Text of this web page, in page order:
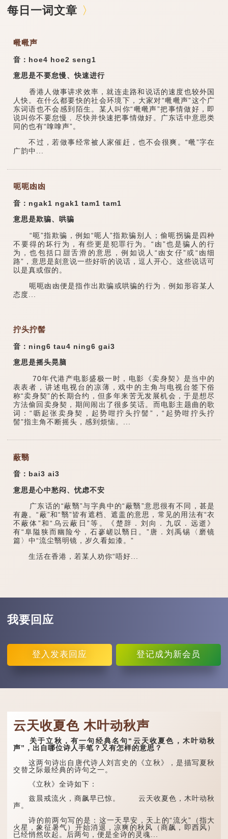
每日一词文章
㗾㗾声
音：hoe4 hoe2 seng1
意思是不要怠慢、快速进行
香港人做事讲求效率，就连走路和说话的速度也较外国
人快。在什么都要快的社会环境下，大家对“㗾㗾声”这个广
东词语也不会感到陌生。某人叫你“㗾㗾声”把事情做好，即
说叫你不要怠慢﹐尽快并快速把事情做好。广东话中意思类
同的也有“嗱嗱声”。
不过，若做事经常被人家催赶，也不会很爽。“㗾”字在
广韵中...
呃呃凼凼
音：ngak1 ngak1 tam1 tam1
意思是欺骗、哄骗
“呃”指欺骗，例如“呃人”指欺骗别人；偷呃拐骗是四种
不要得的坏行为，有些更是犯罪行为。“凼”也是骗人的行
为，也包括口甜舌滑的意思，例如说人“凼女仔”或“凼细
路”，意思是刻意说一些好听的说话，逗人开心。这些说话可
以是真或假的。
呃呃凼凼便是指作出欺骗或哄骗的行为﹐例如形容某人
态度...
拧头拧髻
音：ning6 tau4 ning6 gai3
意思是摇头晃脑
70年代港产电影盛极一时，电影《卖身契》是当中的
表表者，讲述电视台的凉薄，戏中的主角与电视台签下俗
称“卖身契”的长期合约，但多年来苦无发展机会，于是想尽
方法偷回卖身契，期间闹出了很多笑话。而电影主题曲的歌
词：“呖起张卖身契，起势咁拧头拧髻”，“起势咁拧头拧
髻”指主角不断摇头，感到烦恼。...
蔽翳
音：bai3 ai3
意思是心中愁闷、忧虑不安
广东话的“蔽翳”与字典中的“蔽翳”意思很有不同，甚是
有趣。“蔽”和“翳”皆有遮档、遮盖的意思，常见的用法有“衣
不蔽体”和“乌云蔽日”等。《楚辞．刘向．九叹．远逝》
有“阜隘狭而幽险兮，石嵾嵯以翳日。”唐．刘禹锡〈磨镜
篇〉中“流尘翳明镜，岁久看如漆。”
生活在香港，若某人劝你“唔好...
我要回应
登入 发表回应 登记成为新会员
云天收夏色 木叶动秋声
关于立秋，有一句经典名句“云天收夏色，木叶动秋
声”，出自哪位诗人手笔？又有怎样的意思？
这两句诗出自唐代诗人刘言史的《立秋》，是描写夏秋
交替之际最经典的诗句之一。
《立秋》全诗如下：
兹晨戒流火，商飙早已惊。 云天收夏色，木叶动秋
声。
诗的前两句写的是：这一天早安，天上的“流火”（指大
火星，象征暑气）开始消退，凉爽的秋风（商飙，即西风）
已经悄然吹起。后两句，便是全诗的灵魂...